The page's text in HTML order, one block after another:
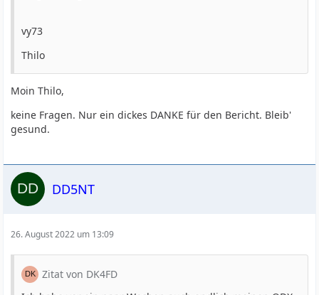
vy73
Thilo
Moin Thilo,
keine Fragen. Nur ein dickes DANKE für den Bericht. Bleib'
gesund.
DD5NT
26. August 2022 um 13:09
Zitat von DK4FD